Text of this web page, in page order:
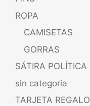
ROPA
CAMISETAS
GORRAS
SÁTIRA POLÍTICA
sin categoria
TARJETA REGALO